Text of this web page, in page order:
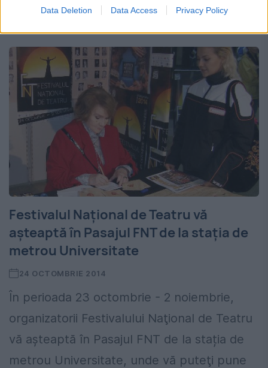
Data Deletion Data Access Privacy Policy
selecția va fi făcută cunoscută într-o...
Festivalul Naţional de Teatru vă
aşteaptă în Pasajul FNT de la stația de
metrou Universitate
24 OCTOMBRIE 2014
În perioada 23 octombrie - 2 noiembrie,
organizatorii Festivalului Naţional de Teatru
vă aşteaptă în Pasajul FNT de la stația de
metrou Universitate, unde vă puteţi pune